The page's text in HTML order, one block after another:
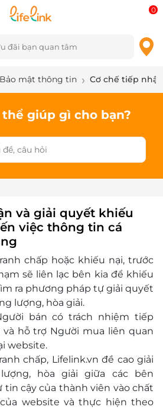
0
Bảo mật thông tin Cơ chế tiếp
giúp gì cho bạn?
và giải quyết khiếu
việc thông tin cá
chấp hoặc khiếu nại, trước
sẽ liên lạc bên kia để khiếu
ra phương pháp tự giải quyết
lượng, hòa giải.
bán có trách nhiệm tiếp
hỗ trợ Người mua liên quan
website.
chấp, Lifelink.vn đề cao giải
hòa giải giữa các bên
tin cậy của thành viên vào chất
website và thực hiện theo